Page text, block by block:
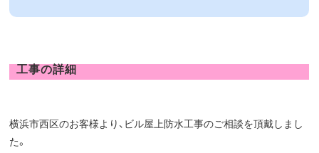
工事の詳細
横浜市西区のお客様より、ビル屋上防水工事のご相談を頂戴しまし
た。